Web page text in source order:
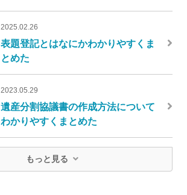
2025.02.26
表題登記とはなにかわかりやすくま
とめた
2023.05.29
遺産分割協議書の作成方法について
わかりやすくまとめた
もっと見る